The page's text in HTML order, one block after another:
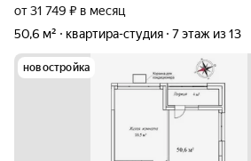
от 31 749 ₽ в месяц
50,6 м²
квартира-студия 7 этаж из 13
новостройка